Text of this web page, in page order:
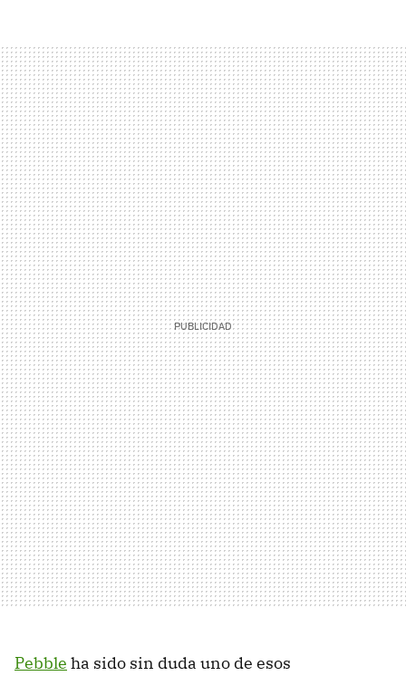
Pebble ha sido sin duda uno de esos